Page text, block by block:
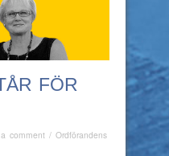
FÖR
comment / Ordförandens